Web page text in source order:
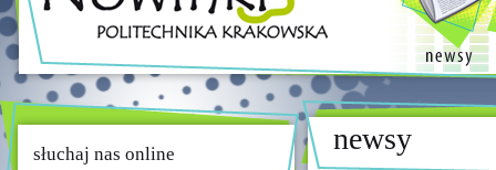
słuchaj nas online newsy